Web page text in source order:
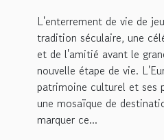
L'enterrement de vie de
tradition séculaire, une
et de l'amitié avant le
nouvelle étape de vie.
patrimoine culturel et ses
une mosaïque de
marquer ce...